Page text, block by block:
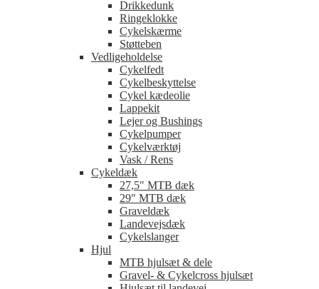
Drikkedunk
Ringeklokke
Cykelskærme
Støtteben
Vedligeholdelse
Cykelfedt
Cykelbeskyttelse
Cykel kædeolie
Lappekit
Lejer og Bushings
Cykelpumper
Cykelværktøj
Vask / Rens
Cykeldæk
27,5″ MTB dæk
29″ MTB dæk
Graveldæk
Landevejsdæk
Cykelslanger
Hjul
MTB hjulsæt & dele
Gravel- & Cykelcross hjulsæt